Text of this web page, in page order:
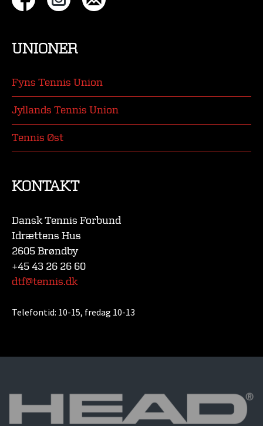
UNIONER
Fyns Tennis Union
Jyllands Tennis Union
Tennis Øst
KONTAKT
Dansk Tennis Forbund
Idrættens Hus
2605 Brøndby
+45 43 26 26 60
dtf@tennis.dk
Telefontid: 10-15, fredag 10-13